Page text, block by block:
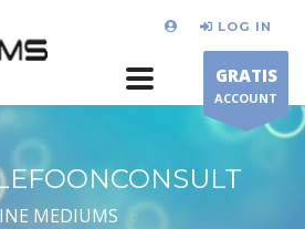
LOG IN
GRATIS
ACCOUNT
MEDIUMS